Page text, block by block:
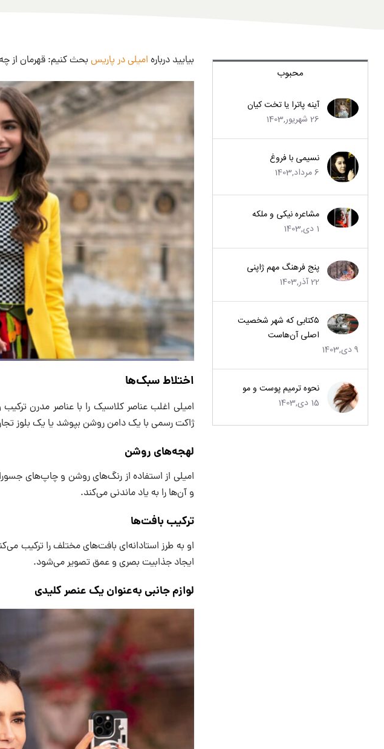
محبوب
آینه پاترا یا تخت کیان
26 شهریور,1403
نسیمی با فروغ
6 مرداد,1403
مشاعره نیکی و ملکه
1 دی,1403
پنج فرهنگ مهم ژاپنی
22 آذر,1403
۵کتابی که شهر شخصیت
اصلی آن‌هاست
9 دی,1403
نحوه ترمیم پوست و مو
15 دی,1403
بیایید درباره امیلی در پاریس بحث کنیم: قهرمان از
اختلاط سبک‌ها
امیلی اغلب عناصر کلاسیک را با عناصر مدرن
ژاکت رسمی با یک دامن روشن بپوشد یا یک بلوز
لهجه‌های روشن
امیلی از استفاده از رنگ‌های روشن و چاپ‌های
و آن‌ها را به یاد ماندنی می‌کند.
ترکیب بافت‌ها
او به طرز استادانه‌ای بافت‌های مختلف را ترکیب
ایجاد جذابیت بصری و عمق تصویر می‌شود.
لوازم جانبی به‌عنوان یک عنصر کلیدی